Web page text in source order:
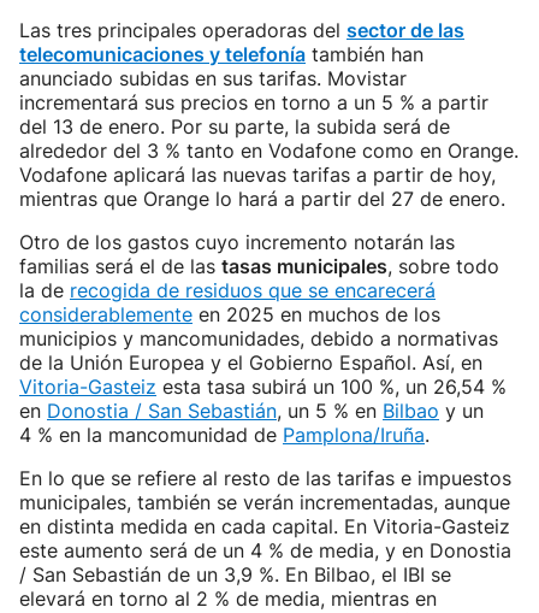
Las tres principales operadoras del sector de las
telecomunicaciones y telefonía también han
anunciado subidas en sus tarifas. Movistar
incrementará sus precios en torno a un 5 % a partir
del 13 de enero. Por su parte, la subida será de
alrededor del 3 % tanto en Vodafone como en Orange.
Vodafone aplicará las nuevas tarifas a partir de hoy,
mientras que Orange lo hará a partir del 27 de enero.
Otro de los gastos cuyo incremento notarán las
familias será el de las tasas municipales, sobre todo
la de recogida de residuos que se encarecerá
considerablemente en 2025 en muchos de los
municipios y mancomunidades, debido a normativas
de la Unión Europea y el Gobierno Español. Así, en
Vitoria-Gasteiz esta tasa subirá un 100 %, un 26,54 %
en Donostia / San Sebastián, un 5 % en Bilbao y un
4 % en la mancomunidad de Pamplona/Iruña.
En lo que se refiere al resto de las tarifas e impuestos
municipales, también se verán incrementadas, aunque
en distinta medida en cada capital. En Vitoria-Gasteiz
este aumento será de un 4 % de media, y en Donostia
/ San Sebastián de un 3,9 %. En Bilbao, el IBI se
elevará en torno al 2 % de media, mientras en